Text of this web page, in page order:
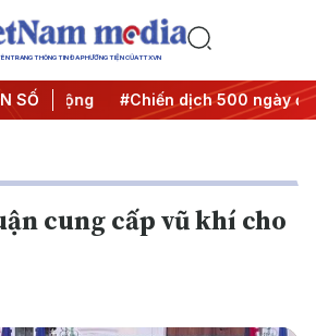
TRANG THÔNG TIN ĐA PHƯƠNG TIỆN CỦA TTXVN
SỐ
động #Chiến dịch 500 ngày đêm
cung cấp vũ khí cho